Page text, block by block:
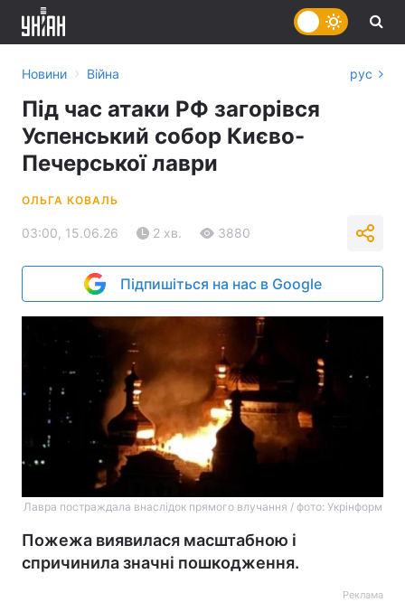
Новини › Війна рус
Під час атаки РФ загорівся
Успенський собор Києво-
Печерської лаври
ОЛЬГА КОВАЛЬ
03:00, 15.06.26 2 хв. 3880
Підпишіться на нас в Google
Лавра постраждала внаслідок прямого влучання / фото: Укрінформ
Пожежа виявилася масштабною і
спричинила значні пошкодження.
Реклама